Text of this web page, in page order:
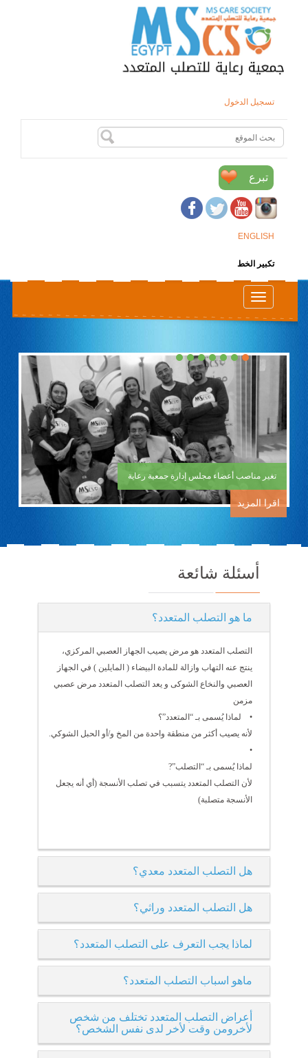
تسجيل الدخول
تبرع
ENGLISH
تكبير الخط
Toggle
navigation
تغير مناصب أعضاء مجلس إدارة جمعية رعاية
اقرا المزيد
أسئلة شائعة
ما هو التصلب المتعدد؟
التصلب المتعدد هو مرض يصيب الجهاز العصبي المركزي،
ينتج عنه التهاب وازالة للمادة البيضاء ( المايلين ) في الجهاز
العصبي والنخاع الشوكى و يعد التصلب المتعدد مرض عصبي
مزمن
• لماذا يُسمى بـ “المتعدد”؟
لأنه يصيب أكثر من منطقة واحدة من المخ و/أو الحبل الشوكي.
•
لماذا يُسمى بـ “التصلب”?
لأن التصلب المتعدد يتسبب في تصلب الأنسجة (أي أنه يجعل
الأنسجة متصلبة)
هل التصلب المتعدد معدي؟
هل التصلب المتعدد وراثي؟
لماذا يجب التعرف على التصلب المتعدد؟
ماهو اسباب التصلب المتعدد؟
أعراض التصلب المتعدد تختلف من شخص
لأخرومن وقت لأخر لدى نفس الشخص؟